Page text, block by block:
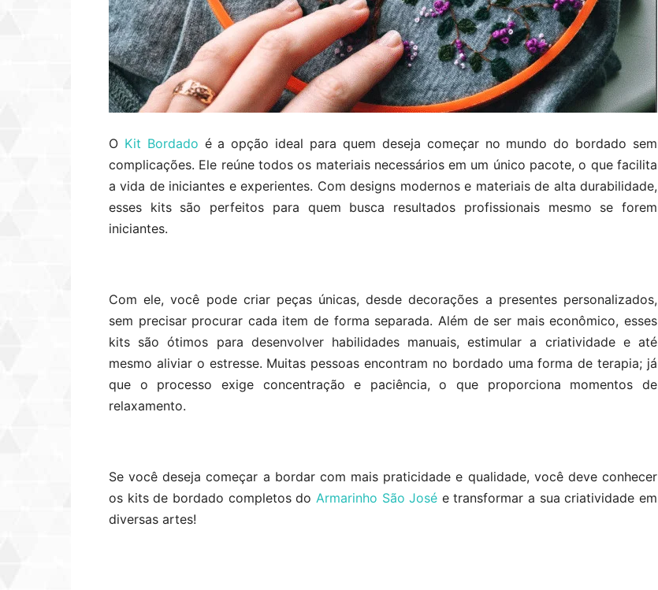
O Kit Bordado é a opção ideal para quem deseja começar no mundo do bordado sem
complicações. Ele reúne todos os materiais necessários em um único pacote, o que facilita
a vida de iniciantes e experientes. Com designs modernos e materiais de alta durabilidade,
esses kits são perfeitos para quem busca resultados profissionais mesmo se forem
iniciantes.
Com ele, você pode criar peças únicas, desde decorações a presentes personalizados,
sem precisar procurar cada item de forma separada. Além de ser mais econômico, esses
kits são ótimos para desenvolver habilidades manuais, estimular a criatividade e até
mesmo aliviar o estresse. Muitas pessoas encontram no bordado uma forma de terapia; já
que o processo exige concentração e paciência, o que proporciona momentos de
relaxamento.
Se você deseja começar a bordar com mais praticidade e qualidade, você deve conhecer
os kits de bordado completos do Armarinho São José e transformar a sua criatividade em
diversas artes!